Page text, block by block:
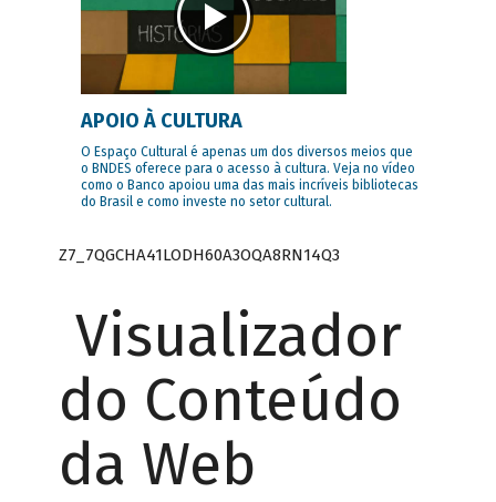
APOIO À CULTURA
O Espaço Cultural é apenas um dos diversos meios que
o BNDES oferece para o acesso à cultura. Veja no vídeo
como o Banco apoiou uma das mais incríveis bibliotecas
do Brasil e como investe no setor cultural.
Z7_7QGCHA41LODH60A3OQA8RN14Q3
Visualizador
do Conteúdo
da Web